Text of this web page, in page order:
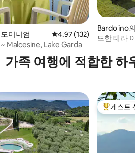
개
미니엄 평점 4.97점(5점 만점), 후
4.97 (132)
Malcesine, Lake Garda
Bardolino
또한 테라
가족 여행에 적합한 하
상위 게스
게스트